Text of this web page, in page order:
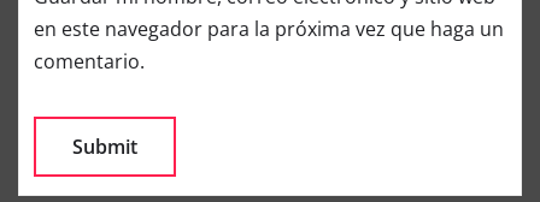
en este navegador para la próxima vez que haga un
comentario.